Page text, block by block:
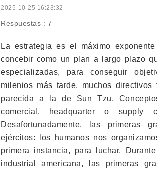
2025-10-25 16:23:32
Respuestas : 7
La estrategia es el máximo
concebir como un plan a largo plazo
especializadas, para conseguir
milenios más tarde, muchos
parecida a la de Sun Tzu.
comercial, headquarter o supply
Desafortunadamente, las primeras
ejércitos: los humanos nos
primera instancia, para luchar.
industrial americana, las primeras